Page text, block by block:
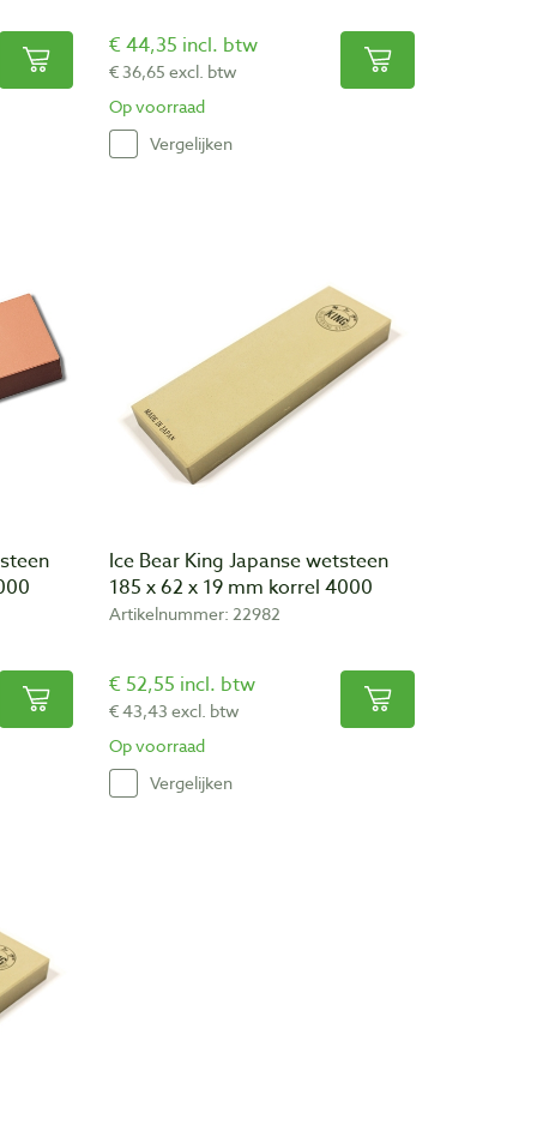
€ 44,35 incl. btw
€ 36,65 excl. btw
Op voorraad
Vergelijken
Ice Bear King Japanse wetsteen
185 x 62 x 19 mm korrel 4000
Artikelnummer: 22982
€ 52,55 incl. btw
€ 43,43 excl. btw
Op voorraad
Vergelijken